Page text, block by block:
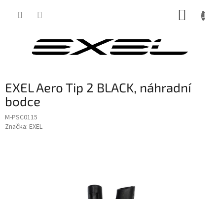
EXEL Aero Tip 2 BLACK, náhradní
bodce
M-PSC0115
Značka: EXEL